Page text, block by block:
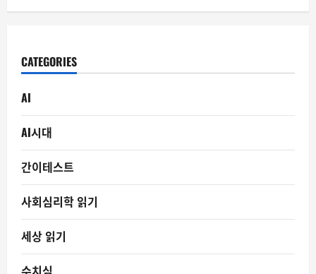
CATEGORIES
AI
AI시대
간이테스트
사회심리학 읽기
세상 읽기